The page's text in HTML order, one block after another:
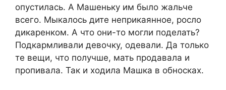
опустилась. А Машеньку им было жальче
всего. Мыкалось дите неприкаянное, росло
дикаренком. А что они-то могли поделать?
Подкармливали девочку, одевали. Да только
те вещи, что получше, мать продавала и
пропивала. Так и ходила Машка в обносках.